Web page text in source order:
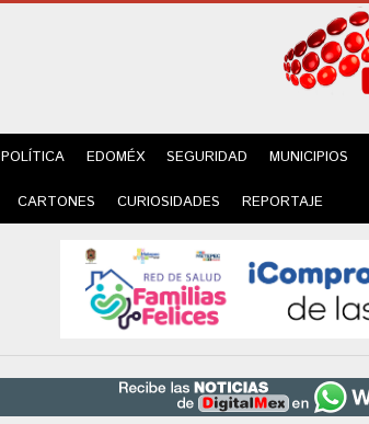
POLÍTICA EDOMÉX SEGURIDAD MUNICIPIOS
CARTONES CURIOSIDADES REPORTAJE